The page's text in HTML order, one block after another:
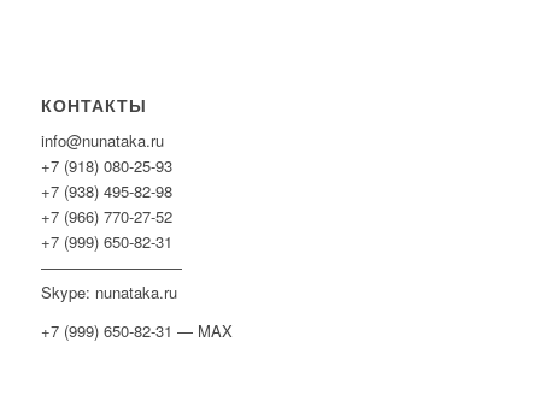
КОНТАКТЫ
info@nunataka.ru
+7 (918) 080-25-93
+7 (938) 495-82-98
+7 (966) 770-27-52
+7 (999) 650-82-31
—————————
Skype: nunataka.ru
+7 (999) 650-82-31 — MAX